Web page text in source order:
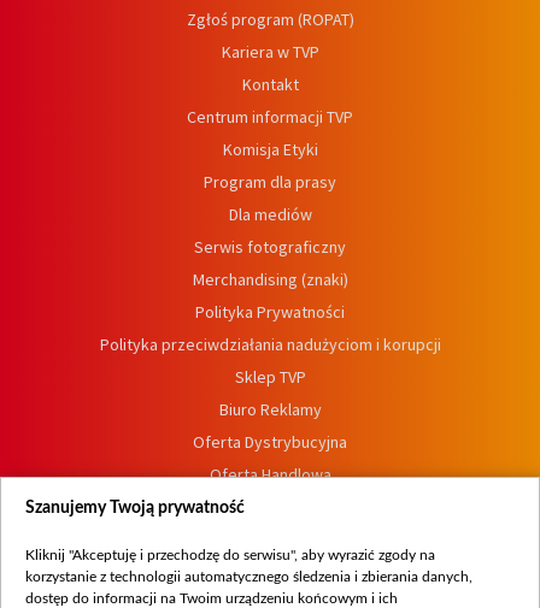
Zgłoś program (ROPAT)
Kariera w TVP
Kontakt
Centrum informacji TVP
Komisja Etyki
Program dla prasy
Dla mediów
Serwis fotograficzny
Merchandising (znaki)
Polityka Prywatności
Polityka przeciwdziałania nadużyciom i korupcji
Sklep TVP
Biuro Reklamy
Oferta Dystrybucyjna
Oferta Handlowa
Dostępność
Procedura zgłoszeń wewnętrznych
Szanujemy Twoją prywatność
Kliknij "Akceptuję i przechodzę do serwisu", aby wyrazić zgody na
korzystanie z technologii automatycznego śledzenia i zbierania danych,
dostęp do informacji na Twoim urządzeniu końcowym i ich